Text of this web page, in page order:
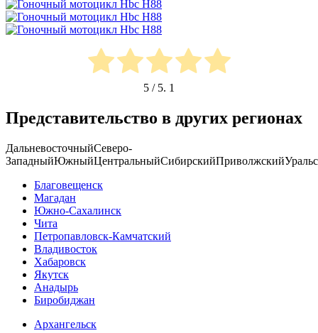
5 / 5. 1
Представительство в других регионах
ДальневосточныйСеверо-
ЗападныйЮжныйЦентральныйСибирскийПриволжский
Благовещенск
Магадан
Южно-Сахалинск
Чита
Петропавловск-Камчатский
Владивосток
Хабаровск
Якутск
Анадырь
Биробиджан
Архангельск